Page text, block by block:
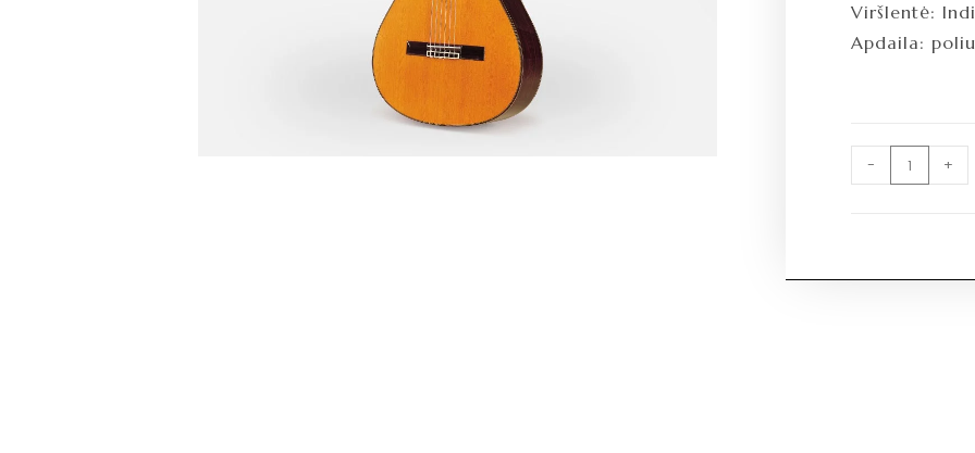
Viršlentė:
Apdaila:
- +